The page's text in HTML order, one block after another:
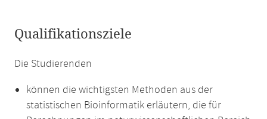
Qualifikationsziele
Die Studierenden
können die wichtigsten Methoden aus der
statistischen Bioinformatik erläutern, die für